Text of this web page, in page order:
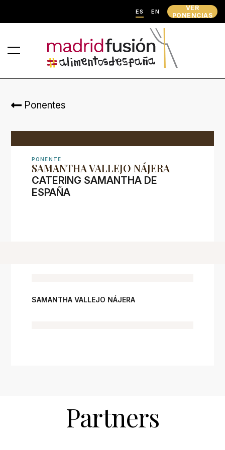
ES EN
VER
PONENCIAS
Ponentes
PONENTE
SAMANTHA VALLEJO NÁJERA
CATERING SAMANTHA DE
ESPAÑA
SAMANTHA VALLEJO NÁJERA
Partners